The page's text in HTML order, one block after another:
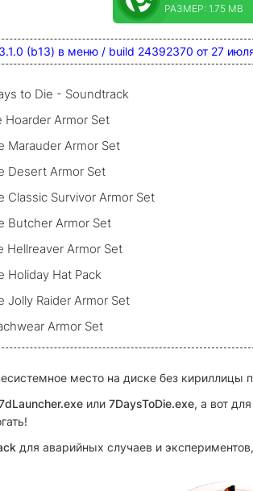
РАЗМЕР: 1.75 MB
(b13) в меню / build 24392370 от 27
to Die - Soundtrack
Hoarder Armor Set
Marauder Armor Set
Desert Armor Set
Classic Survivor Armor Set
Butcher Armor Set
Hellreaver Armor Set
Holiday Hat Pack
Jolly Raider Armor Set
Armor Set
место на диске без кириллицы
или 7DaysToDie.exe, а вот
для аварийных случаев и